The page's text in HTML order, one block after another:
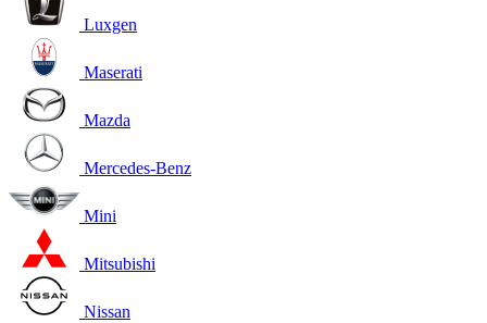
Luxgen
Maserati
Mazda
Mercedes-Benz
Mini
Mitsubishi
Nissan